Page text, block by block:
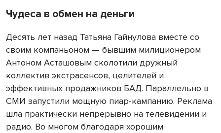
Чудеса в обмен на деньги
Десять лет назад Татьяна Гайнулова вместе со
своим компаньоном — бывшим милиционером
Антоном Асташовым сколотили дружный
коллектив экстрасенсов, целителей и
эффективных продажников БАД. Параллельно в
СМИ запустили мощную пиар-кампанию. Реклама
шла практически непрерывно на телевидении и
радио. Во многом благодаря хорошим